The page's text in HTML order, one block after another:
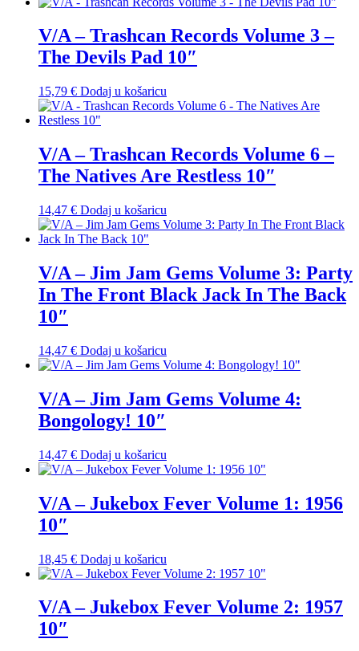
V/A – Trashcan Records Volume 3 –
The Devils Pad 10″
15,79 € Dodaj u košaricu
V/A – Trashcan Records Volume 6 –
The Natives Are Restless 10″
14,47 € Dodaj u košaricu
V/A – Jim Jam Gems Volume 3: Party
In The Front Black Jack In The Back
10″
14,47 € Dodaj u košaricu
V/A ‎– Jim Jam Gems Volume 4:
Bongology! 10″
14,47 € Dodaj u košaricu
V/A ‎– Jukebox Fever Volume 1: 1956
10″
18,45 € Dodaj u košaricu
V/A – Jukebox Fever Volume 2: 1957
10″